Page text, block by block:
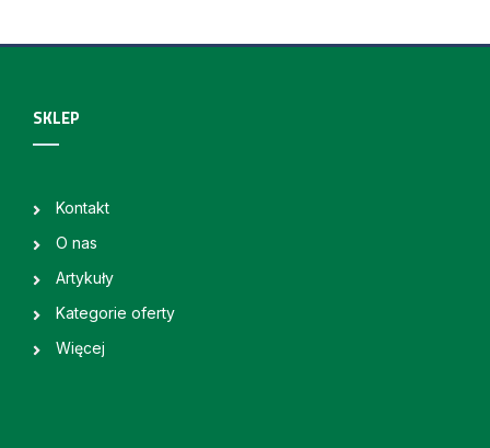
SKLEP
Kontakt
O nas
Artykuły
Kategorie oferty
Więcej